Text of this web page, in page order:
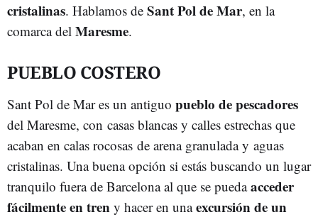
cristalinas. Hablamos de Sant Pol de Mar, en la
comarca del Maresme.
PUEBLO COSTERO
Sant Pol de Mar es un antiguo pueblo de pescadores
del Maresme, con casas blancas y calles estrechas que
acaban en calas rocosas de arena granulada y aguas
cristalinas. Una buena opción si estás buscando un lugar
tranquilo fuera de Barcelona al que se puedaacceder
fácilmente en tren y hacer en unaexcursión de un